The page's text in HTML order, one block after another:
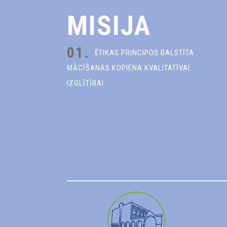
MISIJA
01.
ĒTIKAS PRINCIPOS BALSTĪTA
MĀCĪŠANĀS KOPIENA KVALITATĪVAI
IZGLĪTĪBAI